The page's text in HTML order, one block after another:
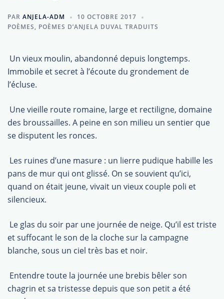
PAR ANJELA-ADM
10 OCTOBRE 2017
POÈMES, POÈMES D’ANJELA DUVAL TRADUITS
 Un vieux moulin, abandonné depuis longtemps.
Immobile et secret à l’écoute du grondement de
l’écluse.
 Une vieille route romaine, large et rectiligne, domaine
des broussailles. A peine en son milieu un sentier que
se disputent les ronces.
 Les ruines d’une masure : un lierre pudique habille les
pans de mur qui ont glissé. On se souvient qu’ici,
quand on était jeune, vivait un vieux couple poli et
silencieux.
 Le glas du soir par une journée de neige. Qu’il est triste
et suffocant le son de la cloche sur la campagne
blanche, sous un ciel très bas et noir.
 Entendre toute la journée une brebis bêler son
chagrin et sa tristesse depuis que son petit a été